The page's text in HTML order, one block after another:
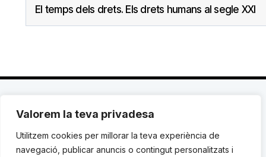
Valorem la teva privadesa
Utilitzem cookies per millorar la teva experiència de
navegació, publicar anuncis o contingut personalitzats i
El temps dels drets. Els drets humans al segle XXI
C. Avinyó 44, 2n | 08002 Barcelona |
119 03 72|institut@idhc.org